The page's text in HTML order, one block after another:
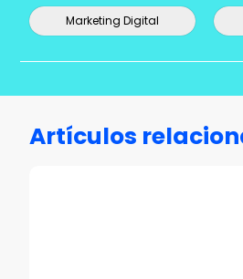
Marketing Digital
Artículos